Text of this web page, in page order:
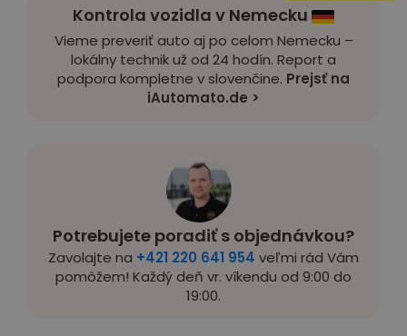
Potrebujete poradiť s objednávkou?
Zavolajte na +421 220 641 954 veľmi rád Vám
pomôžem! Každý deň vr. víkendu od 9:00 do
19:00.
Kontrola vozidla v Nemecku
Vieme preveriť auto aj po celom Nemecku –
lokálny technik už od 24 hodín. Report a
podpora kompletne v slovenčine. Prejsť na
iAutomato.de >